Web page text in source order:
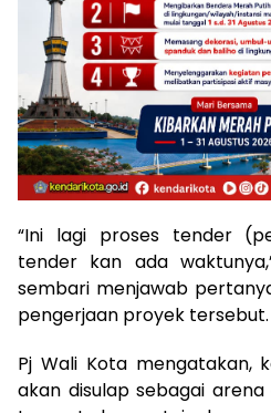
“Ini lagi proses tender
tender kan ada
sembari menjawab
pengerjaan proyek tersebut.
Pj Wali Kota mengatakan,
akan disulap sebagai